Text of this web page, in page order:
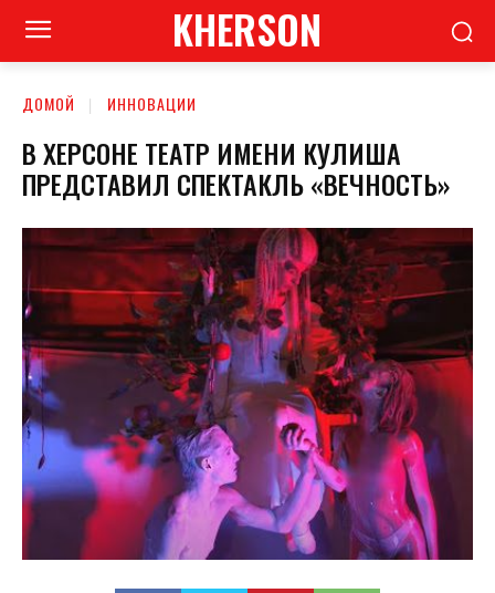
KHERSON
ДОМОЙ ИННОВАЦИИ
В ХЕРСОНЕ ТЕАТР ИМЕНИ КУЛИША
ПРЕДСТАВИЛ СПЕКТАКЛЬ «ВЕЧНОСТЬ»